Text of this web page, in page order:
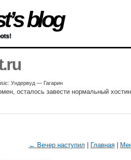
blog
Ундервуд — Гагарин
осталось завести нормальный
← Вечер наступил Главная|